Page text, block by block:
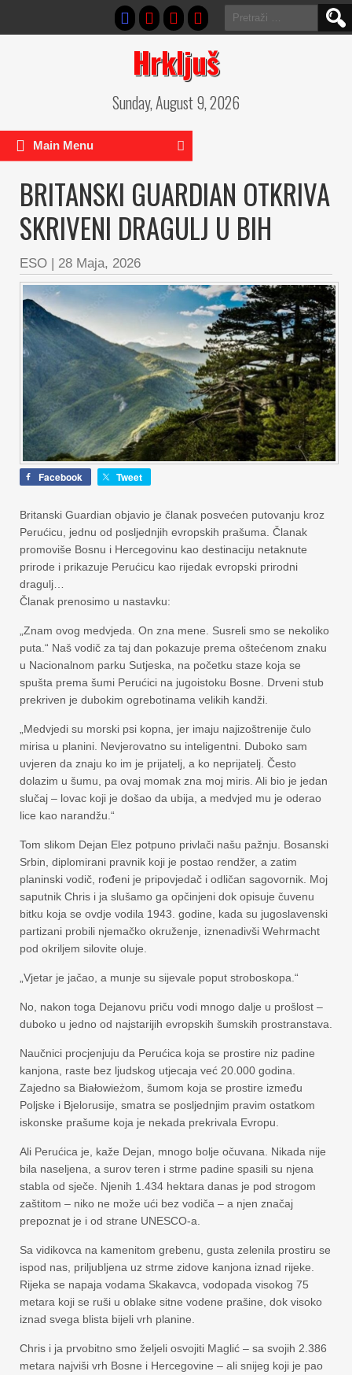
Pretraga:
Hrkljuš
Sunday, August 9, 2026
Main Menu
BRITANSKI GUARDIAN OTKRIVA
SKRIVENI DRAGULJ U BIH
ESO | 28 Maja, 2026
Facebook Tweet
Britanski Guardian objavio je članak posvećen putovanju kroz
Perućicu, jednu od posljednjih evropskih prašuma. Članak
promoviše Bosnu i Hercegovinu kao destinaciju netaknute
prirode i prikazuje Perućicu kao rijedak evropski prirodni
dragulj…
Članak prenosimo u nastavku:
„Znam ovog medvjeda. On zna mene. Susreli smo se nekoliko
puta.“ Naš vodič za taj dan pokazuje prema oštećenom znaku
u Nacionalnom parku Sutjeska, na početku staze koja se
spušta prema šumi Perućici na jugoistoku Bosne. Drveni stub
prekriven je dubokim ogrebotinama velikih kandži.
„Medvjedi su morski psi kopna, jer imaju najizoštrenije čulo
mirisa u planini. Nevjerovatno su inteligentni. Duboko sam
uvjeren da znaju ko im je prijatelj, a ko neprijatelj. Često
dolazim u šumu, pa ovaj momak zna moj miris. Ali bio je jedan
slučaj – lovac koji je došao da ubija, a medvjed mu je oderao
lice kao narandžu.“
Tom slikom Dejan Elez potpuno privlači našu pažnju. Bosanski
Srbin, diplomirani pravnik koji je postao rendžer, a zatim
planinski vodič, rođeni je pripovjedač i odličan sagovornik. Moj
saputnik Chris i ja slušamo ga opčinjeni dok opisuje čuvenu
bitku koja se ovdje vodila 1943. godine, kada su jugoslavenski
partizani probili njemačko okruženje, iznenadivši Wehrmacht
pod okriljem silovite oluje.
„Vjetar je jačao, a munje su sijevale poput stroboskopa.“
No, nakon toga Dejanovu priču vodi mnogo dalje u prošlost –
duboko u jedno od najstarijih evropskih šumskih prostranstava.
Naučnici procjenjuju da Perućica koja se prostire niz padine
kanjona, raste bez ljudskog utjecaja već 20.000 godina.
Zajedno sa Białowieżom, šumom koja se prostire između
Poljske i Bjelorusije, smatra se posljednjim pravim ostatkom
iskonske prašume koja je nekada prekrivala Evropu.
Ali Perućica je, kaže Dejan, mnogo bolje očuvana. Nikada nije
bila naseljena, a surov teren i strme padine spasili su njena
stabla od sječe. Njenih 1.434 hektara danas je pod strogom
zaštitom – niko ne može ući bez vodiča – a njen značaj
prepoznat je i od strane UNESCO-a.
Sa vidikovca na kamenitom grebenu, gusta zelenila prostiru se
ispod nas, priljubljena uz strme zidove kanjona iznad rijeke.
Rijeka se napaja vodama Skakavca, vodopada visokog 75
metara koji se ruši u oblake sitne vodene prašine, dok visoko
iznad svega blista bijeli vrh planine.
Chris i ja prvobitno smo željeli osvojiti Maglić – sa svojih 2.386
metara najviši vrh Bosne i Hercegovine – ali snijeg koji je pao